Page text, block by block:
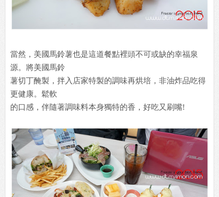
當然，美國馬鈴薯也是這道餐點裡頭不可或缺的幸福泉
源。將美國馬鈴
薯切丁醃製，拌入店家特製的調味再烘培，非油炸品吃得
更健康。鬆軟
的口感，伴隨著調味料本身獨特的香，好吃又刷嘴!